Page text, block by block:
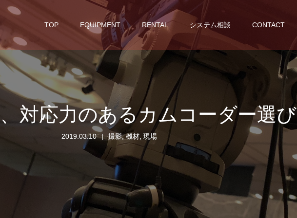
TOP EQUIPMENT RENTAL システム相談 CONTACT
対応力のあるカムコーダー選び
2019.03.10 撮影,機材 現場